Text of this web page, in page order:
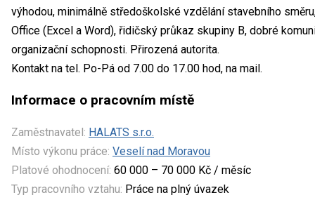
výhodou, minimálně středoškolské vzdělání stavebního
Office (Excel a Word), řidičský průkaz skupiny B, dobré
organizační schopnosti. Přirozená autorita.
Kontakt na tel. Po-Pá od 7.00 do 17.00 hod, na mail.
Informace o pracovním místě
Zaměstnavatel: HALATS s.r.o.
Místo výkonu práce: Veselí nad Moravou
Platové ohodnocení: 60 000 – 70 000 Kč / měsíc
Typ pracovního vztahu: Práce na plný úvazek